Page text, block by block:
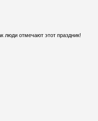
люди отмечают этот праздник!